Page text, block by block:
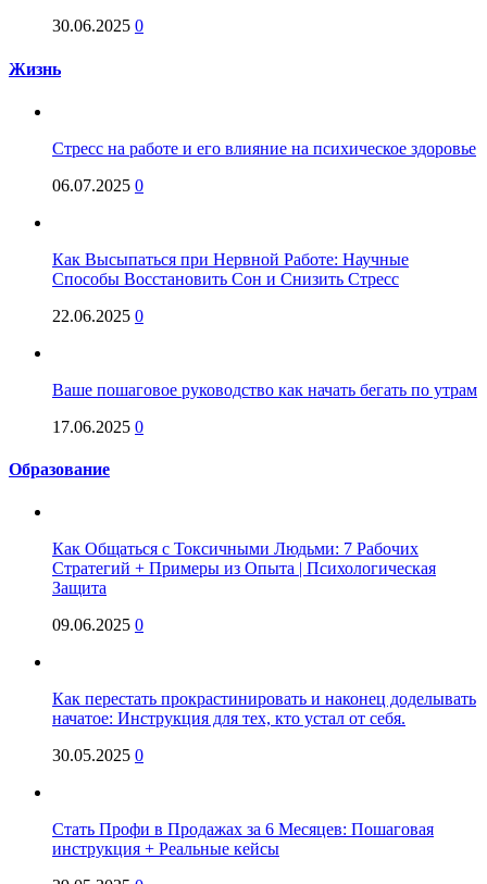
30.06.2025 0
Жизнь
Стресс на работе и его влияние на психическое здоровье
06.07.2025 0
Как Высыпаться при Нервной Работе: Научные
Способы Восстановить Сон и Снизить Стресс
22.06.2025 0
Ваше пошаговое руководство как начать бегать по утрам
17.06.2025 0
Образование
Как Общаться с Токсичными Людьми: 7 Рабочих
Стратегий + Примеры из Опыта | Психологическая
Защита
09.06.2025 0
Как перестать прокрастинировать и наконец доделывать
начатое: Инструкция для тех, кто устал от себя.
30.05.2025 0
Стать Профи в Продажах за 6 Месяцев: Пошаговая
инструкция + Реальные кейсы